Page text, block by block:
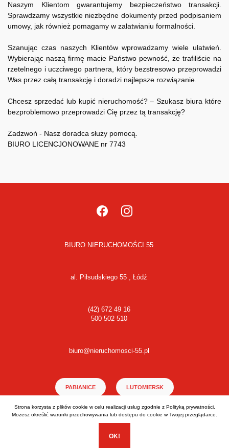
Naszym Klientom gwarantujemy bezpieczeństwo transakcji.
Sprawdzamy wszystkie niezbędne dokumenty przed podpisaniem
umowy, jak również pomagamy w załatwianiu formalności.
Szanując czas naszych Klientów wprowadzamy wiele ułatwień.
Wybierając naszą firmę macie Państwo pewność, że trafiliście na
rzetelnego i uczciwego partnera, który bezstresowo przeprowadzi
Was przez całą transakcję i doradzi najlepsze rozwiązanie.
Chcesz sprzedać lub kupić nieruchomość? – Szukasz biura które
bezproblemowo przeprowadzi Cię przez tą transakcję?
Zadzwoń - Nasz doradca służy pomocą.
BIURO LICENCJONOWANE nr 7743
BIURO NIERUCHOMOŚCI 55
al. Piłsudskiego 55 , Łódź
(42) 672 49 16
500 502 510
biuro@nieruchomosci-55.pl
PABIANICE LUTOMIERSK
ŁÓDŹ BAŁUTY
Strona korzysta z plików cookie w celu realizacji usług zgodnie z Polityką prywatności.
Możesz określić warunki przechowywania lub dostępu do cookie w Twojej przeglądarce.
OK!